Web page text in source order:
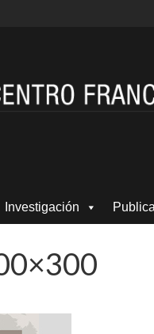
Investigación